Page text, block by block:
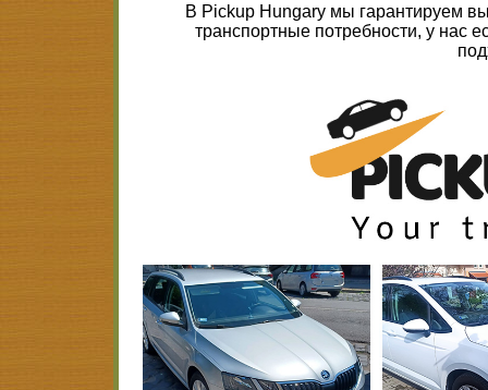
В Pickup Hungary мы гарантируем
транспортные потребности, у нас